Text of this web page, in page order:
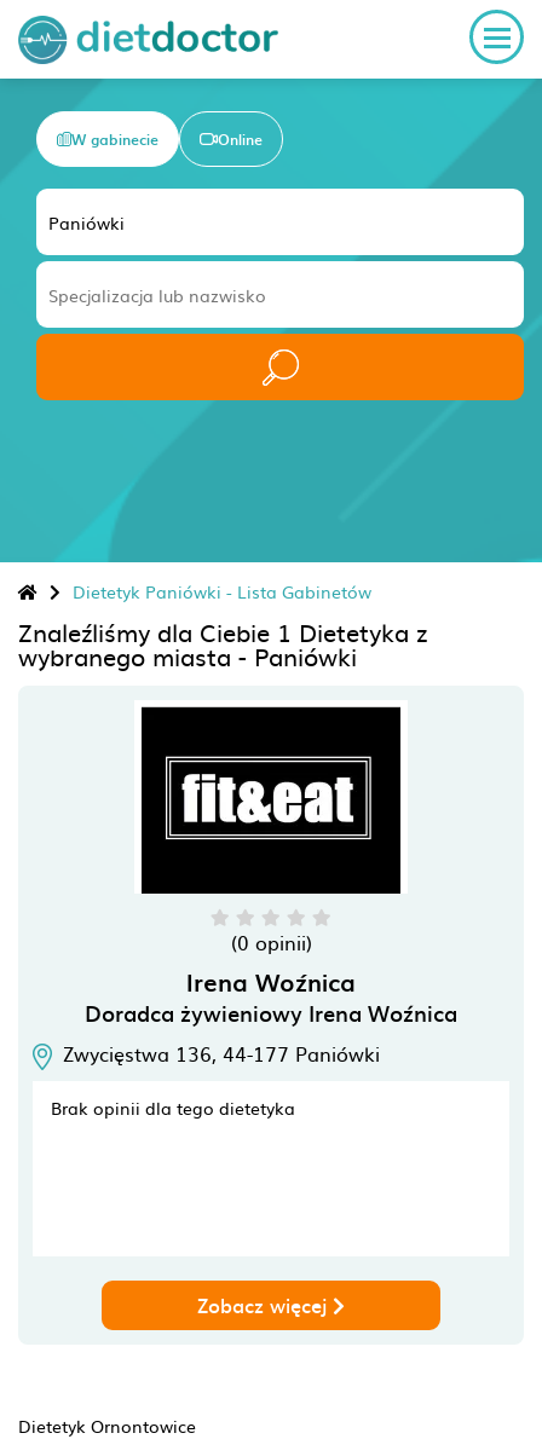
W gabinecie Online
Dietetyk Paniówki - Lista Gabinetów
Znaleźliśmy dla Ciebie 1 Dietetyka z
wybranego miasta - Paniówki
(0 opinii)
Irena Woźnica
Doradca żywieniowy Irena Woźnica
Zwycięstwa 136, 44-177 Paniówki
Brak opinii dla tego dietetyka
Zobacz więcej
Dietetyk Ornontowice